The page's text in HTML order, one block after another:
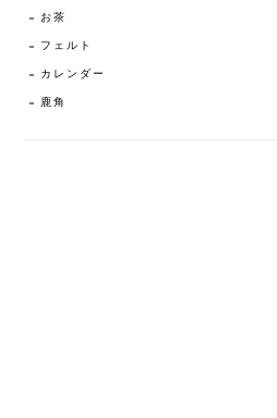
お茶
フェルト
カレンダー
鹿角